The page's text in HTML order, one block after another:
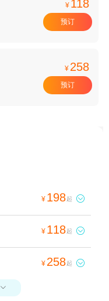
¥ 118
预订
¥ 258
预订
¥ 198起 
¥ 118起 
¥ 258起 
